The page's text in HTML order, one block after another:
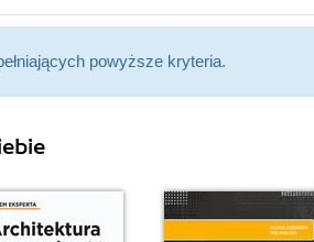
powyższe kryteria.